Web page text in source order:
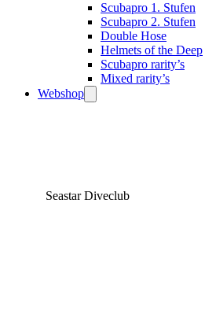
Scubapro 1. Stufen
Scubapro 2. Stufen
Double Hose
Helmets of the Deep
Scubapro rarity’s
Mixed rarity’s
Webshop
Seastar Diveclub